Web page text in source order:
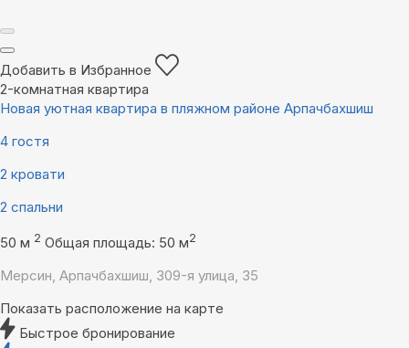
Добавить в Избранное
2-комнатная квартира
Новая уютная квартира в пляжном районе Арпачбахшиш
4 гостя
2 кровати
2 спальни
50 м 2 Общая площадь: 50 м2
Мерсин, Арпачбахшиш, 309-я улица, 35
Показать расположение на карте
Быстрое бронирование